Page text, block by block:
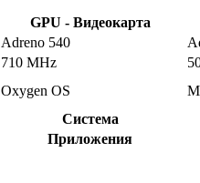
GPU - Видеокарта
Adreno 540
710 MHz
Oxygen OS
Система
Приложения